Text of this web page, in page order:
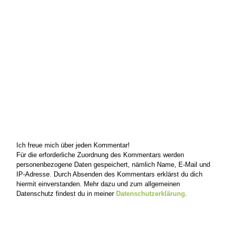
Ich freue mich über jeden Kommentar!
Für die erforderliche Zuordnung des Kommentars werden
personenbezogene Daten gespeichert, nämlich Name, E-Mail und
IP-Adresse. Durch Absenden des Kommentars erklärst du dich
hiermit einverstanden. Mehr dazu und zum allgemeinen
Datenschutz findest du in meiner Datenschutzerklärung.